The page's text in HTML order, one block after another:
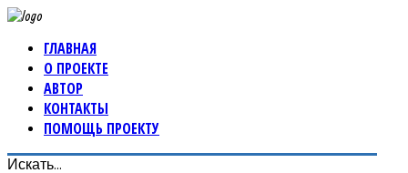
ГЛАВНАЯ
О ПРОЕКТЕ
АВТОР
КОНТАКТЫ
ПОМОЩЬ ПРОЕКТУ
Искать...